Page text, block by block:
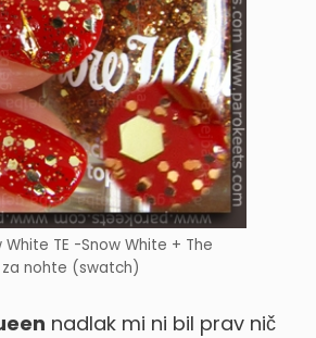
White TE -Snow White + The
za nohte (swatch)
nadlak mi ni bil prav nič